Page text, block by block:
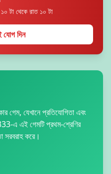
টা থেকে রাত ১০ টা
দিন
গেম, যেখানে প্রতিযোগিতা এবং
এ এই গেমটি প্রথম-শ্রেণির
সরবরাহ করে।